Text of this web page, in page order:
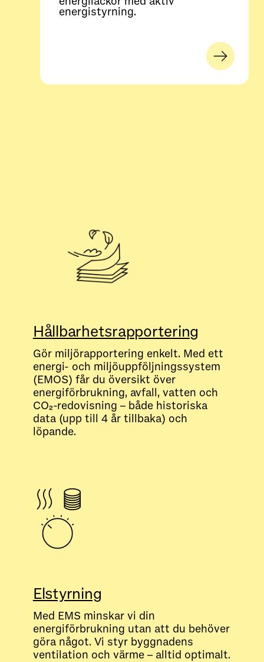
energistyrning.
Hållbarhetsrapportering
Gör miljörapportering enkelt. Med ett
energi- och miljöuppföljningssystem
(EMOS) får du översikt över
energiförbrukning, avfall, vatten och
CO₂-redovisning – både historiska
data (upp till 4 år tillbaka) och
löpande.
Elstyrning
Med EMS minskar vi din
energiförbrukning utan att du behöver
göra något. Vi styr byggnadens
ventilation och värme – alltid optimalt.